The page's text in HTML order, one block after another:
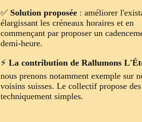
✅ Solution proposée : améliorer
élargissant les créneaux horaires et en
commençant par proposer un
demi-heure.
⚡ La contribution de Rallumons
nous prenons notamment exemple sur
voisins suisses. Le collectif propose
techniquement simples.